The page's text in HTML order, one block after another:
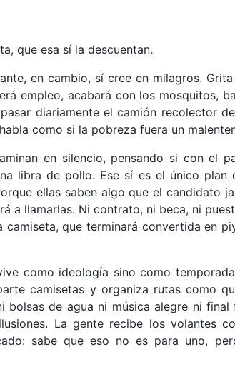
que esa sí la descuentan.
en cambio, sí cree en milagros.
empleo, acabará con los mosquitos,
diariamente el camión recolector
como si la pobreza fuera un
en silencio, pensando si con el
libra de pollo. Ese sí es el único plan
ellas saben algo que el candidato
a llamarlas. Ni contrato, ni beca, ni
camiseta, que terminará convertida en
como ideología sino como
camisetas y organiza rutas como
bolsas de agua ni música alegre ni
La gente recibe los volantes
sabe que eso no es para uno,